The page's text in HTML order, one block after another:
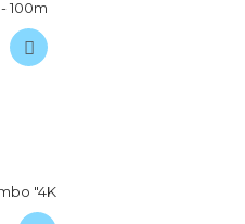
100m
"4K